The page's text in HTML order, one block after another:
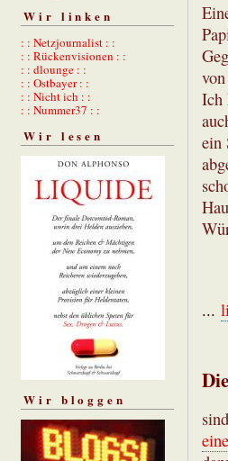
Wir linken
: : Netzjournalist : :
: : Rückenvisionen : :
: : dlounge : :
: : Ostbayer : :
: : Nicht ich : :
: : Nummer37 : :
Wir lesen
Wir bloggen
Ich
ein
...